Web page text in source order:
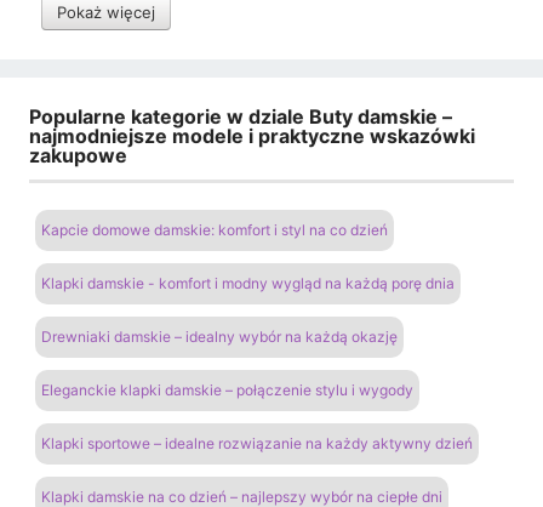
Pokaż więcej
Popularne kategorie w dziale Buty damskie –
najmodniejsze modele i praktyczne wskazówki
zakupowe
Kapcie domowe damskie: komfort i styl na co dzień
Klapki damskie - komfort i modny wygląd na każdą porę dnia
Drewniaki damskie – idealny wybór na każdą okazję
Eleganckie klapki damskie – połączenie stylu i wygody
Klapki sportowe – idealne rozwiązanie na każdy aktywny dzień
Klapki damskie na co dzień – najlepszy wybór na ciepłe dni